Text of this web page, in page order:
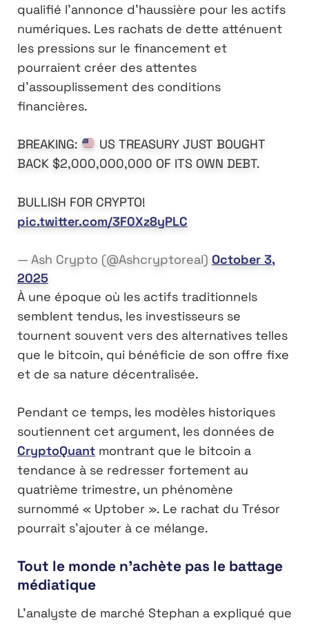
qualifié l’annonce d’haussière pour les actifs
numériques. Les rachats de dette atténuent
les pressions sur le financement et
pourraient créer des attentes
d’assouplissement des conditions
financières.
BREAKING:
US TREASURY JUST BOUGHT
BACK $2,000,000,000 OF ITS OWN DEBT.
BULLISH FOR CRYPTO!
pic.twitter.com/3F0Xz8yPLC
— Ash Crypto (@Ashcryptoreal) October 3,
2025
À une époque où les actifs traditionnels
semblent tendus, les investisseurs se
tournent souvent vers des alternatives telles
que le bitcoin, qui bénéficie de son offre fixe
et de sa nature décentralisée.
Pendant ce temps, les modèles historiques
soutiennent cet argument, les données de
CryptoQuant montrant que le bitcoin a
tendance à se redresser fortement au
quatrième trimestre, un phénomène
surnommé « Uptober ». Le rachat du Trésor
pourrait s’ajouter à ce mélange.
Tout le monde n’achète pas le battage
médiatique
L’analyste de marché Stephan a expliqué que